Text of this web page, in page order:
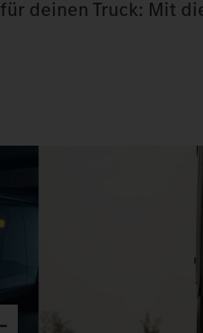
deinen Truck: Mit